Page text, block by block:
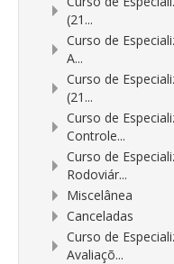
(21...
Curso de
A...
Curso de
(21...
Curso de
Controle...
Curso de
Rodoviár...
Miscelânea
Canceladas
Curso de
Avaliaçõ...